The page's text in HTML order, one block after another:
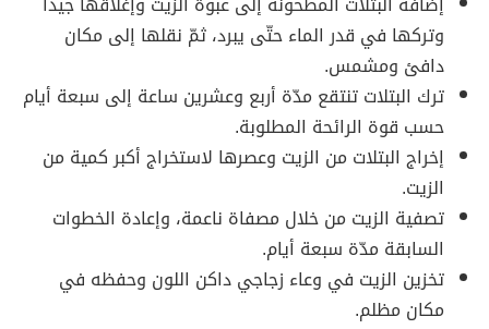
وتركها في قدر الماء حتّى يبرد، ثمّ نقلها إلى مكان
دافئ ومشمس.
ترك البتلات تنتقع مدّة أربع وعشرين ساعة إلى سبعة أيام
حسب قوة الرائحة المطلوبة.
إخراج البتلات من الزيت وعصرها لاستخراج أكبر كمية من
الزيت.
تصفية الزيت من خلال مصفاة ناعمة، وإعادة الخطوات
السابقة مدّة سبعة أيام.
تخزين الزيت في وعاء زجاجي داكن اللون وحفظه في
مكان مظلم.